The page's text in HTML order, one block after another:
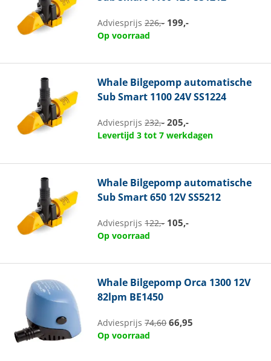
Adviesprijs226,- 199,-
Op voorraad
Whale Bilgepomp automatische
Sub Smart 1100 24V SS1224
Adviesprijs232,- 205,-
Levertijd 3 tot 7 werkdagen
Whale Bilgepomp automatische
Sub Smart 650 12V SS5212
Adviesprijs122,- 105,-
Op voorraad
Whale Bilgepomp Orca 1300 12V
82lpm BE1450
Adviesprijs74,60 66,95
Op voorraad